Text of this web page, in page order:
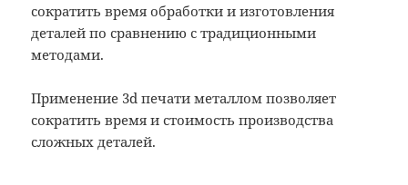
сократить время обработки и изготовления
деталей по сравнению с традиционными
методами.
Применение 3d печати металлом позволяет
сократить время и стоимость производства
сложных деталей.